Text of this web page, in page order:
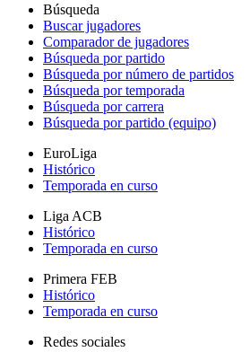
Búsqueda
Buscar jugadores
Comparador de jugadores
Búsqueda por partido
Búsqueda por número de partidos
Búsqueda por temporada
Búsqueda por carrera
Búsqueda por partido (equipo)
EuroLiga
Histórico
Temporada en curso
Liga ACB
Histórico
Temporada en curso
Primera FEB
Histórico
Temporada en curso
Redes sociales